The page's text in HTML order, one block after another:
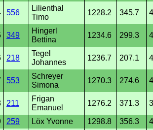
556
Lilienthal
Timo
1228.2 345.7
349
Hingerl
Bettina
1234.6 299.3
218
Tegel
Johannes
1236.7 207.1
553
Schreyer
Simona
1270.3 274.6
211
Frigan
Emanuel
1276.2 371.3
259 Löx Yvonne 1298.8 356.3